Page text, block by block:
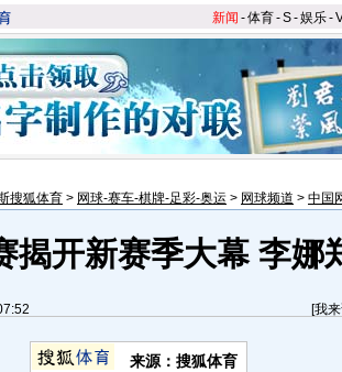
新闻 -体育-S-娱乐-
搜狐体育 > 网球-赛车-棋牌-足彩-奥运 > 网球频道 > 中国
揭开新赛季大幕 李娜
[我
来源：搜狐体育